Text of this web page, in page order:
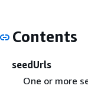
Contents
seedUrls
One or more